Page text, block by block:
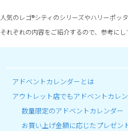
人気のレゴ®シティのシリーズやハリーポッ
それぞれの内容をご紹介するので、参考にし
アドベントカレンダーとは
アウトレット店でもアドベントカレ
数量限定のアドベントカレンダー
お買い上げ金額に応じたプレゼン